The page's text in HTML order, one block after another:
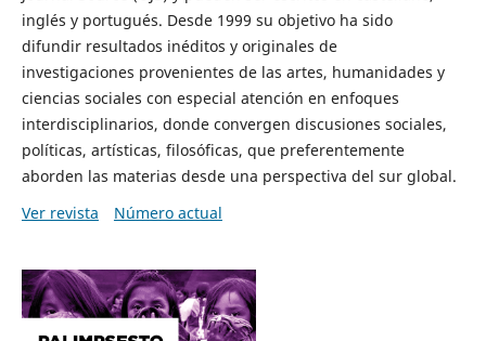
inglés y portugués. Desde 1999 su objetivo ha sido
difundir resultados inéditos y originales de
investigaciones provenientes de las artes, humanidades y
ciencias sociales con especial atención en enfoques
interdisciplinarios, donde convergen discusiones sociales,
políticas, artísticas, filosóficas, que preferentemente
aborden las materias desde una perspectiva del sur global.
Ver revista
Número actual